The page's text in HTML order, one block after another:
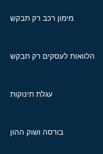
מימון רכב רק תבקש
הלוואות לעסקים רק תבקש
עגלת תינוקות
בורסה ושוק ההון